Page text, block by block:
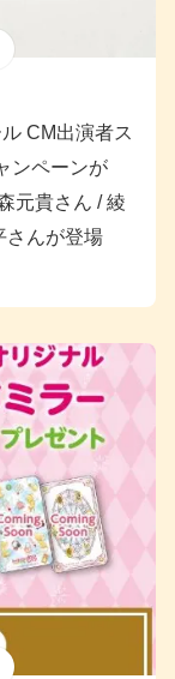
CM出演者ス
ンペーンが
元貴さん / 綾
さんが登場